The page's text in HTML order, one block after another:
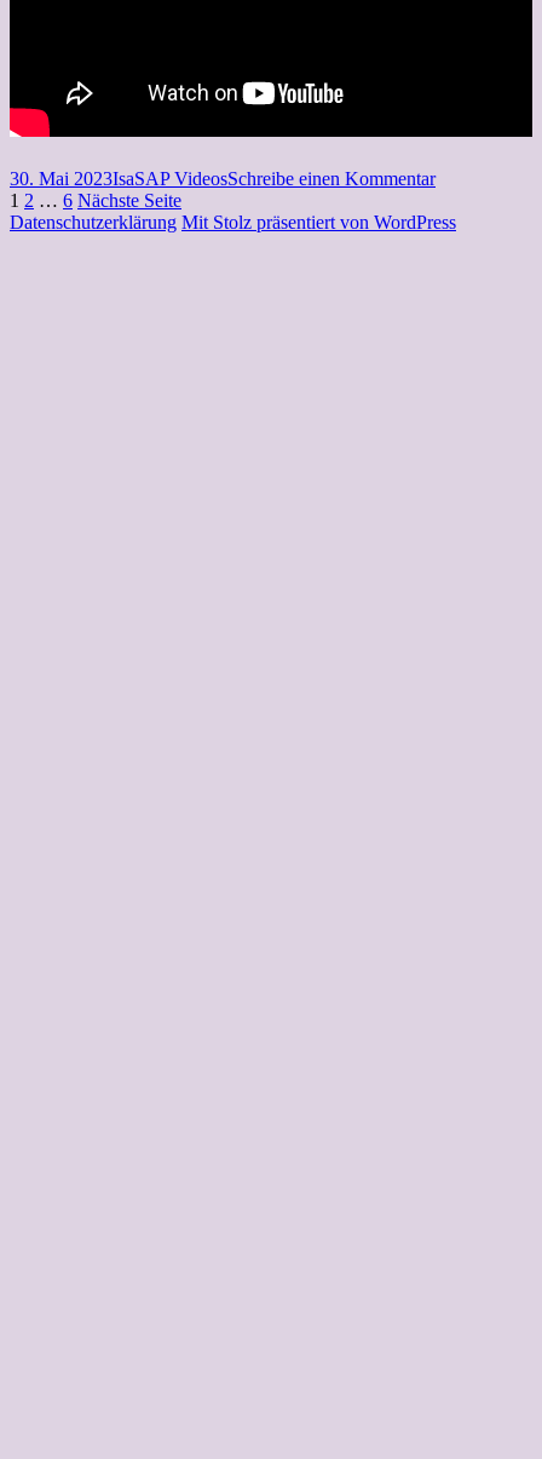
Veröffentlicht
am
30. Mai 2023Autor
IsaKategorien
SAP VideosSchreibe einen Kommentarzu
direkt
Seitennummerierung
der
Seite
1 Seite
2 … Seite
6 Nächste Seite
Datenschutzerklärung Mit Stolz präsentiert von WordPress